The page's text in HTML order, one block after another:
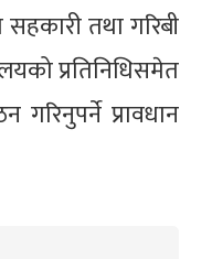
तथा गरिबी
प्रतिनिधिसमेत
प्रावधान